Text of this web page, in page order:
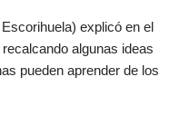
explicó en el
algunas ideas
pueden aprender de los